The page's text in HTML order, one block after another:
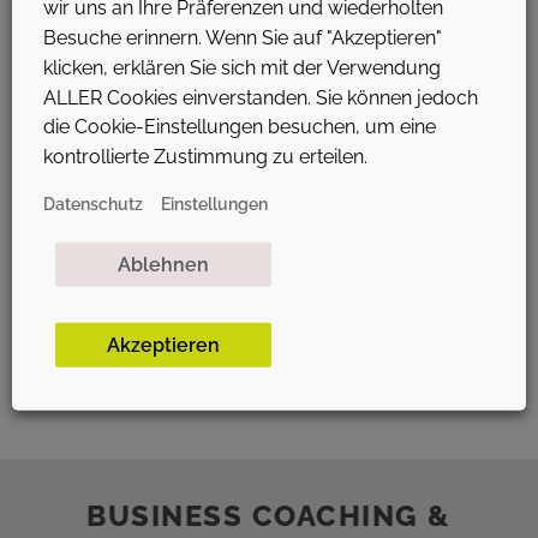
COME ON, LET’S COPY A BUSINESS
MODEL!
From an economic point of view, an innovation must meet
service. That is fulfilled for a great many people out there
successful. But when the eBay online auction platform was
still new, the brothers …
BUSINESS COACHING &
wir uns an Ihre Präferenzen und wiederholten
Besuche erinnern. Wenn Sie auf "Akzeptieren"
klicken, erklären Sie sich mit der Verwendung
ALLER Cookies einverstanden. Sie können jedoch
die Cookie-Einstellungen besuchen, um eine
kontrollierte Zustimmung zu erteilen.
Datenschutz Einstellungen
Ablehnen
Akzeptieren